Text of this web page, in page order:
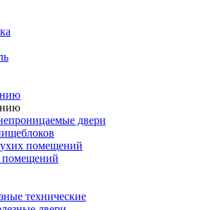
двери
помещений
помещений
технические